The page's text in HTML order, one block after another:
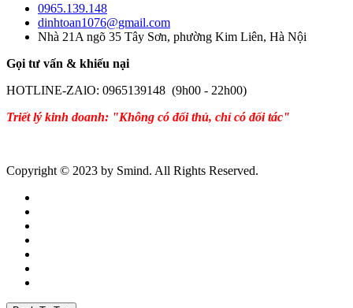
0965.139.148
dinhtoan1076@gmail.com
Nhà 21A ngõ 35 Tây Sơn, phường Kim Liên, Hà Nội
Gọi tư vấn & khiếu nại
HOTLINE-ZAlO: 0965139148 (9h00 - 22h00)
Triết lý kinh doanh: "Không có đối thủ, chỉ có đối tác"
Copyright © 2023 by Smind. All Rights Reserved.